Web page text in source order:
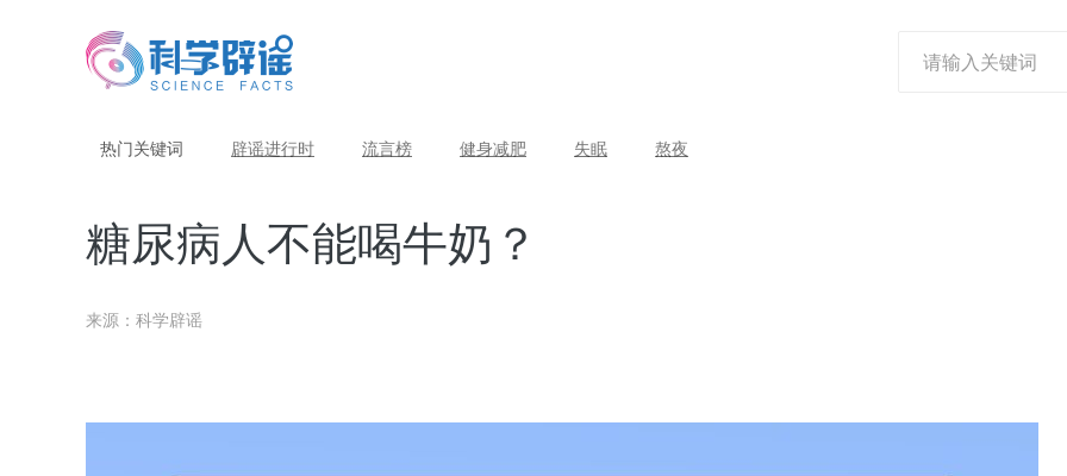
热门关键词 辟谣进行时 流言榜 健身减肥 失眠 熬夜
糖尿病人不能喝牛奶？
来源：科学辟谣